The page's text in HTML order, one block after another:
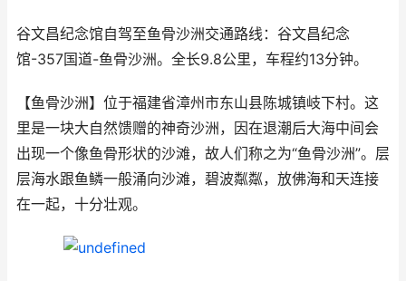
谷文昌纪念馆自驾至鱼骨沙洲交通路线：谷文昌纪念
馆-357国道-鱼骨沙洲。全长9.8公里，车程约13分钟。
【鱼骨沙洲】位于福建省漳州市东山县陈城镇岐下村。这
里是一块大自然馈赠的神奇沙洲，因在退潮后大海中间会
出现一个像鱼骨形状的沙滩，故人们称之为“鱼骨沙洲”。层
层海水跟鱼鳞一般涌向沙滩，碧波粼粼，放佛海和天连接
在一起，十分壮观。